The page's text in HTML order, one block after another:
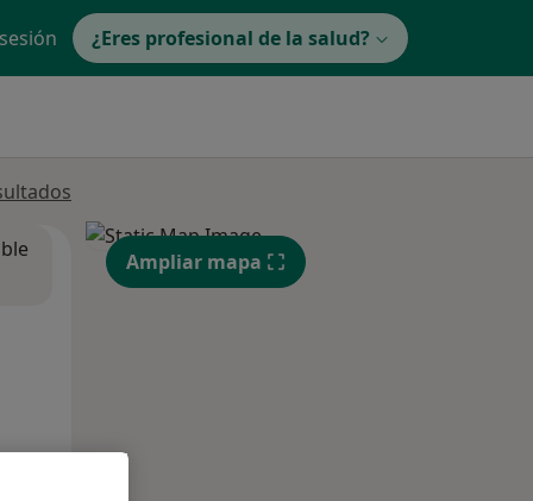
¿Eres profesional de la salud?
Ampliar mapa